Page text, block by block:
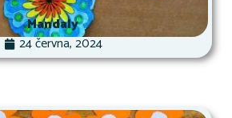
Mandaly
24 června, 2024